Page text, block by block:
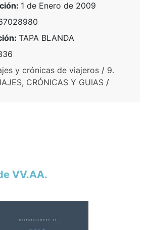
1 de Enero de 2009
TAPA BLANDA
y crónicas de viajeros / 9.
CRÓNICAS Y GUIAS /
VV.AA.